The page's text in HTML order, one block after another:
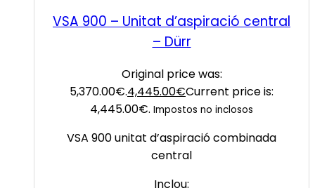
VSA 900 – Unitat d’aspiració central
– Dürr
Original price was:
5,370.00€.4,445.00€Current price is:
4,445.00€. Impostos no inclosos
VSA 900 unitat d’aspiració combinada
central
Inclou: